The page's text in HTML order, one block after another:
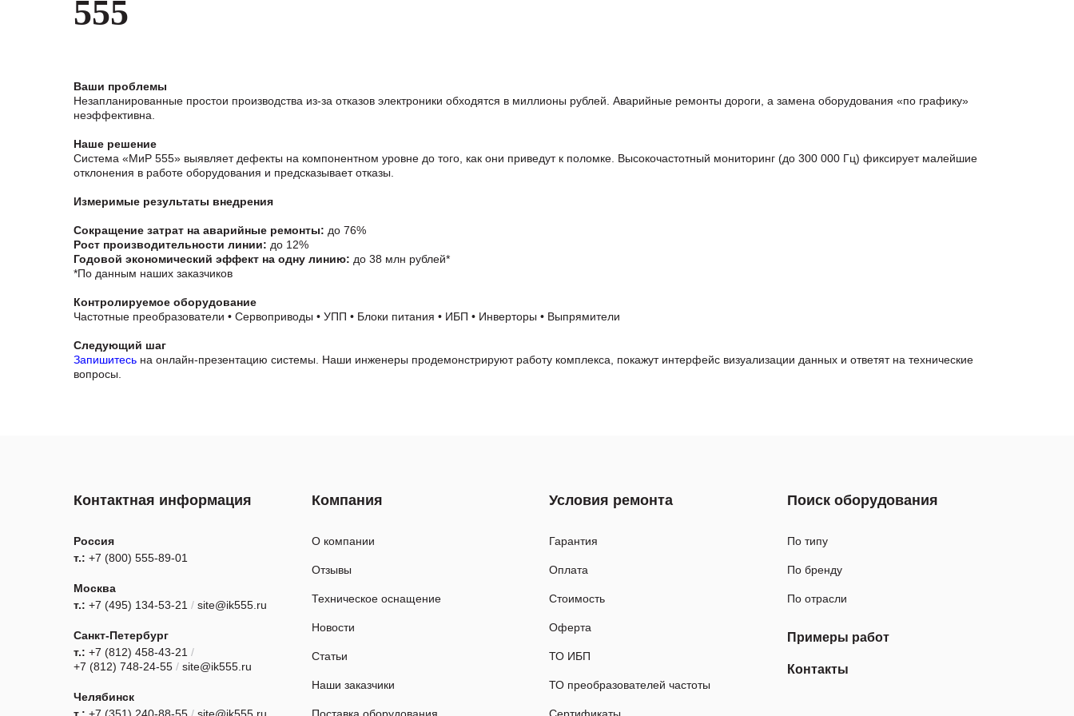
555
Ваши проблемы
Незапланированные простои производства из-за отказов электроники обходятся в миллионы рублей. Аварийные ремонты дороги, а замена оборудования «по графику»
неэффективна.
Наше решение
Система «МиР 555» выявляет дефекты на компонентном уровне до того, как они приведут к поломке. Высокочастотный мониторинг (до 300 000 Гц) фиксирует малейшие
отклонения в работе оборудования и предсказывает отказы.
Измеримые результаты внедрения
Сокращение затрат на аварийные ремонты: до 76%
Рост производительности линии: до 12%
Годовой экономический эффект на одну линию: до 38 млн рублей*
*По данным наших заказчиков
Контролируемое оборудование
Частотные преобразователи • Сервоприводы • УПП • Блоки питания • ИБП • Инверторы • Выпрямители
Следующий шаг
Запишитесь на онлайн-презентацию системы. Наши инженеры продемонстрируют работу комплекса, покажут интерфейс визуализации данных и ответят на технические
вопросы.
Контактная информация
Россия
т.: +7 (800) 555-89-01
Москва
т.: +7 (495) 134-53-21 / site@ik555.ru
Санкт-Петербург
т.: +7 (812) 458-43-21 /
+7 (812) 748-24-55 / site@ik555.ru
Челябинск
Компания
О компании
Отзывы
Техническое оснащение
Новости
Статьи
Наши заказчики
Условия ремонта
Гарантия
Оплата
Стоимость
Оферта
ТО ИБП
ТО преобразователей частоты
Поиск оборудования
По типу
По бренду
По отрасли
Примеры работ
Контакты